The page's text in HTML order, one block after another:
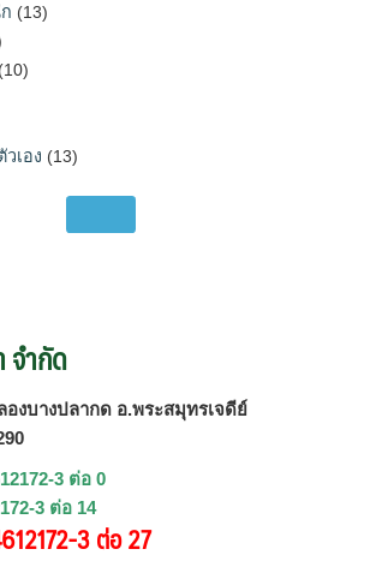
(13)
(10)
เอง (13)
ำกัด
องบางปลากด อ.พระสมุทรเจดีย์
3 ต่อ 0
3 ต่อ 14
3 ต่อ 27